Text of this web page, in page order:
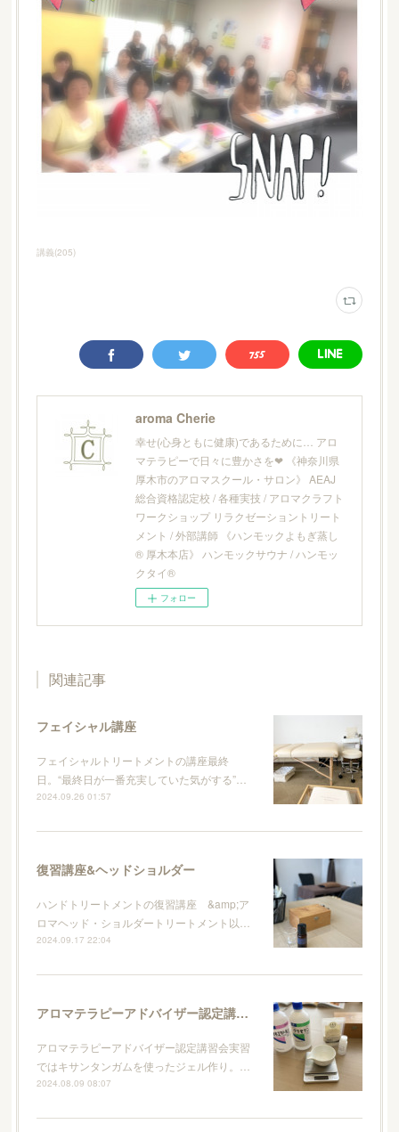
講義(205)
aroma Cherie
幸せ(心身ともに健康)であるために… アロ
マテラピーで日々に豊かさを❤︎ 《神奈川県
厚木市のアロマスクール・サロン》 AEAJ
総合資格認定校 / 各種実技 / アロマクラフト
ワークショップ リラクゼーショントリート
メント / 外部講師 《ハンモックよもぎ蒸し
® 厚木本店》 ハンモックサウナ / ハンモッ
クタイ®
フォロー
関連記事
フェイシャル講座
フェイシャルトリートメントの講座最終
日。“最終日が一番充実していた気がする”…
2024.09.26 01:57
復習講座&ヘッドショルダー
ハンドトリートメントの復習講座 &amp;ア
ロマヘッド・ショルダートリートメント以…
2024.09.17 22:04
アロマテラピーアドバイザー認定講習会
アロマテラピーアドバイザー認定講習会実習
ではキサンタンガムを使ったジェル作り。…
2024.08.09 08:07